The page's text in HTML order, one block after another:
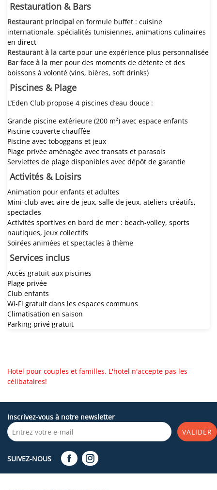
Restauration & Bars
Restaurant principal en formule buffet : cuisine
internationale, spécialités tunisiennes, animations culinaires
en direct
Restaurant à la carte pour une expérience plus personnalisée
Bar face à la mer pour des moments de détente et des
boissons à volonté (vins, bières, soft drinks)
Piscines & Plage
L’Eden Club propose 4 piscines d’eau douce :
Grande piscine extérieure (200 m²) avec espace enfants
Piscine couverte chauffée
Piscine avec toboggans et jeux
Plage privée aménagée avec transats et parasols
Serviettes de plage disponibles avec dépôt de garantie
Activités & Loisirs
Animation pour enfants et adultes
Mini-club avec aire de jeux, salle de jeux, ateliers créatifs,
spectacles
Activités sportives en bord de mer : beach-volley, sports
nautiques, jeux collectifs
Soirées animées et spectacles à thème
Services inclus
Accès gratuit aux piscines
Plage privée
Club enfants
Wi-Fi gratuit dans les espaces communs
Climatisation en saison
Parking privé gratuit
Hotel pour couples et familles. L'hotel n'accepte pas les
célibataires!
Inscrivez-vous à notre newsletter
VALIDER
SUIVEZ-NOUS